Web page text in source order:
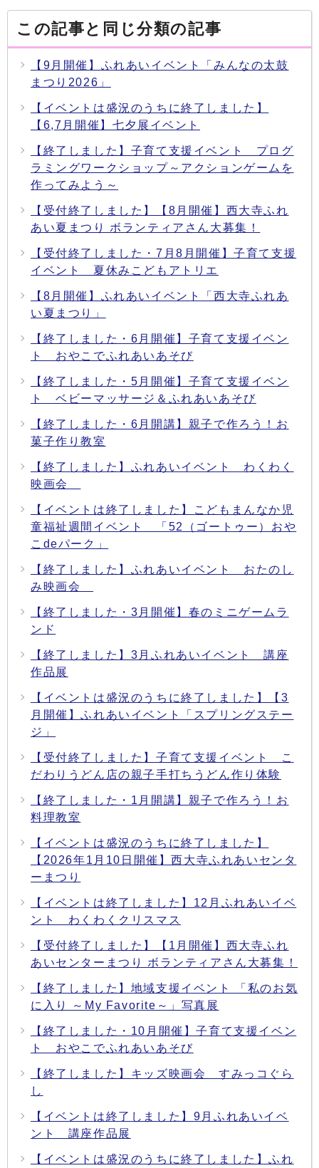
この記事と同じ分類の記事
【9月開催】ふれあいイベント「みんなの太鼓
まつり2026」
【イベントは盛況のうちに終了しました】
【6,7月開催】七夕展イベント
【終了しました】子育て支援イベント プログ
ラミングワークショップ～アクションゲームを
作ってみよう～
【受付終了しました】【8月開催】西大寺ふれ
あい夏まつり ボランティアさん大募集！
【受付終了しました・7月8月開催】子育て支援
イベント 夏休みこどもアトリエ
【8月開催】ふれあいイベント「西大寺ふれあ
い夏まつり」
【終了しました・6月開催】子育て支援イベン
ト おやこでふれあいあそび
【終了しました・5月開催】子育て支援イベン
ト ベビーマッサージ＆ふれあいあそび
【終了しました・6月開講】親子で作ろう！お
菓子作り教室
【終了しました】ふれあいイベント わくわく
映画会
【イベントは終了しました】こどもまんなか児
童福祉週間イベント 「52（ゴートゥー）おや
こdeパーク」
【終了しました】ふれあいイベント おたのし
み映画会
【終了しました・3月開催】春のミニゲームラ
ンド
【終了しました】3月ふれあいイベント 講座
作品展
【イベントは盛況のうちに終了しました】【3
月開催】ふれあいイベント「スプリングステー
ジ」
【受付終了しました】子育て支援イベント こ
だわりうどん店の親子手打ちうどん作り体験
【終了しました・1月開講】親子で作ろう！お
料理教室
【イベントは盛況のうちに終了しました】
【2026年1月10日開催】西大寺ふれあいセンタ
ーまつり
【イベントは終了しました】12月ふれあいイベ
ント わくわくクリスマス
【受付終了しました】【1月開催】西大寺ふれ
あいセンターまつり ボランティアさん大募集！
【終了しました】地域支援イベント 「私のお気
に入り ～My Favorite～」写真展
【終了しました・10月開催】子育て支援イベン
ト おやこでふれあいあそび
【終了しました】キッズ映画会 すみっコぐら
し
【イベントは終了しました】9月ふれあいイベ
ント 講座作品展
【イベントは盛況のうちに終了しました】ふれ